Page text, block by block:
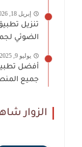
إبريل 18, 2026
الضوئي
يوليو 9, 2025
أفضل
جميع
الزوار